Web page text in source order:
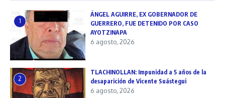
1
ÁNGEL AGUIRRE, EX GOBERNADOR DE
GUERRERO, FUE DETENIDO POR CASO
AYOTZINAPA
6 agosto, 2026
2
TLACHINOLLAN: Impunidad a 5 años de la
desaparición de Vicente Suástegui
6 agosto, 2026